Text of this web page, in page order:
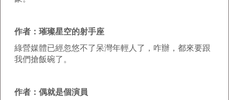
作者：璀璨星空的射手座
綠營媒體已經忽悠不了呆灣年輕人了，咋辦，都來要跟
我們搶飯碗了。
作者：偶就是個演員